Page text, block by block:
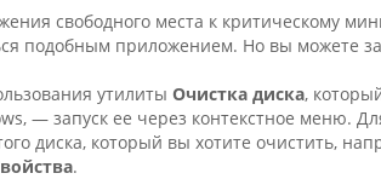
свободного места к критическому
подобным приложением. Но вы можете
утилиты Очистка диска,
— запуск ее через контекстное меню.
диска, который вы хотите очистить,
.